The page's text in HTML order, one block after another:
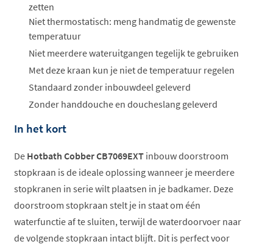
zetten
Niet thermostatisch: meng handmatig de gewenste
temperatuur
Niet meerdere wateruitgangen tegelijk te gebruiken
Met deze kraan kun je niet de temperatuur regelen
Standaard zonder inbouwdeel geleverd
Zonder handdouche en doucheslang geleverd
In het kort
De Hotbath Cobber CB7069EXT inbouw doorstroom
stopkraan is de ideale oplossing wanneer je meerdere
stopkranen in serie wilt plaatsen in je badkamer. Deze
doorstroom stopkraan stelt je in staat om één
waterfunctie af te sluiten, terwijl de waterdoorvoer naar
de volgende stopkraan intact blijft. Dit is perfect voor